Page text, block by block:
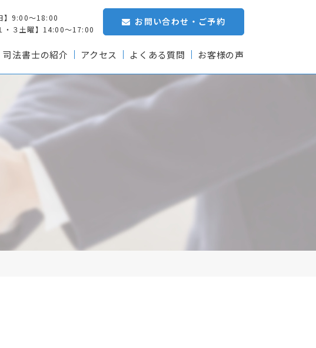
】9:00～18:00
・３土曜】14:00～17:00
お問い合わせ・ご予約
司法書士の紹介 アクセス よくある質問 お客様の声